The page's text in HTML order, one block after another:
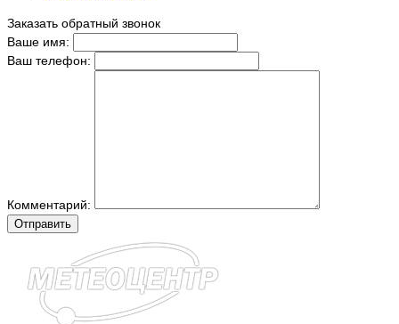
Заказать обратный звонок
Ваше имя:
Ваш телефон:
Комментарий:
Отправить